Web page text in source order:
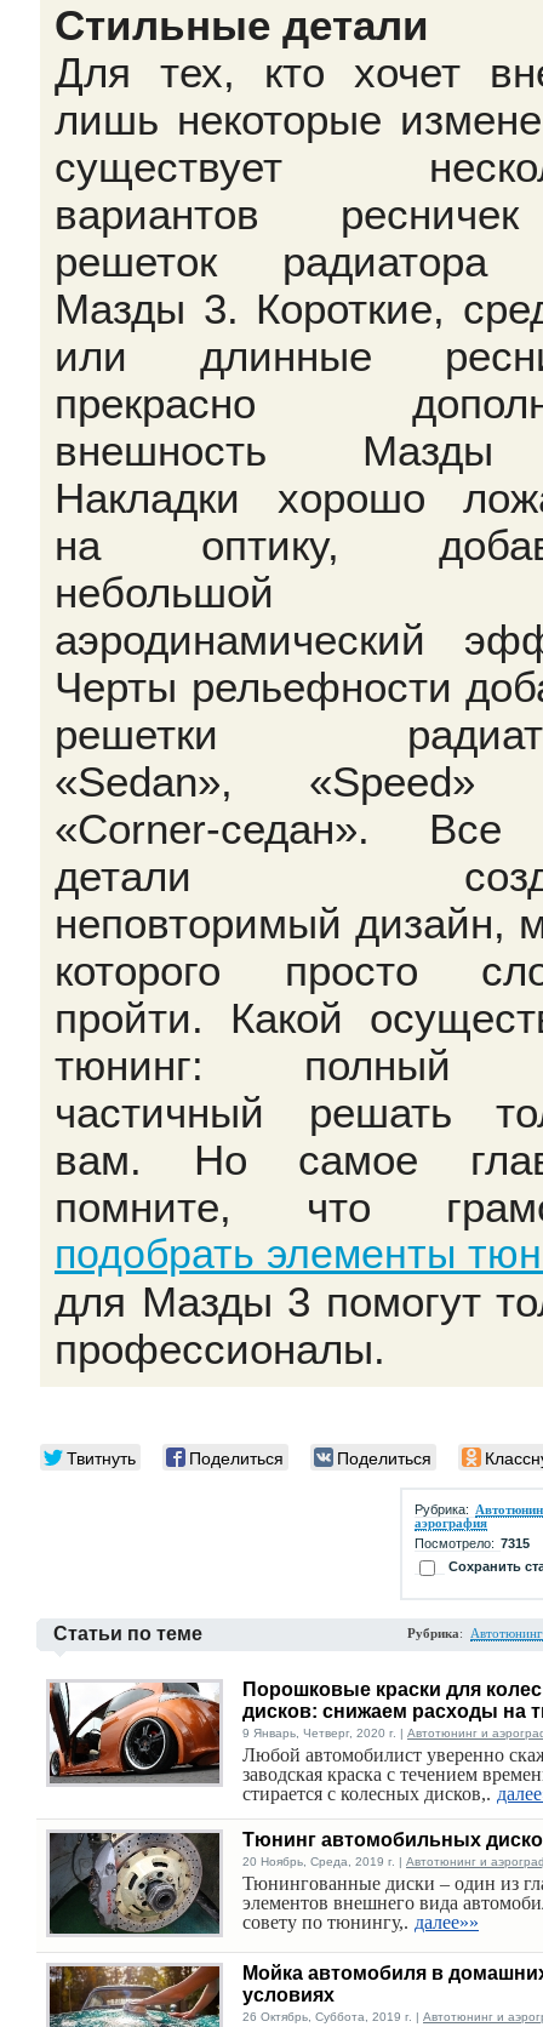
Стильные детали
Для тех, кто хочет
лишь некоторые
существует
вариантов
решеток радиатора
Мазды 3. Короткие,
или длинные
прекрасно
внешность
Накладки хорошо
на оптику,
небольшой
аэродинамический
Черты рельефности
решетки
«Sedan», «Speed»
«Сorner-седан». Все
детали
неповторимый дизайн,
которого просто
пройти. Какой
тюнинг: полный
частичный решать
вам. Но самое
помните, что
подобрать элементы
для Мазды 3 помогут
профессионалы.
Твитнуть Поделиться Поделиться
Рубрика:
аэрография
Посмотрело: 7315
Сохранить
Статьи по теме Рубрика:
Порошковые краски для
дисков: снижаем расходы на
9 Январь, Четверг, 2020 г. | Автотюнинг и
Любой автомобилист уверенно
заводская краска с течением
стирается с колесных дисков,.
Тюнинг автомобильных
20 Ноябрь, Среда, 2019 г. | Автотюнинг и
Тюнингованные диски – один из
элементов внешнего вида
совету по тюнингу,. далее»»
Мойка автомобиля в
условиях
26 Октябрь, Суббота, 2019 г. | Автотюнинг и